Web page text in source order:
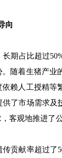
向
占比超过50%
随着生猪产
赖人工授精等
供了市场需求及
客观地推进了
献率超过了